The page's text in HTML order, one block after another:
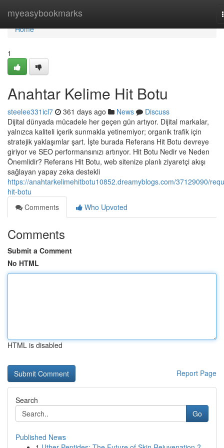
myeasybookmarks
Home
Home
1
Anahtar Kelime Hit Botu
steelee331icl7 361 days ago News
Discuss
Dijital dünyada mücadele her geçen gün artıyor. Dijital markalar,
yalnızca kaliteli içerik sunmakla yetinemiyor; organik trafik için
stratejik yaklaşımlar şart. İşte burada Referans Hit Botu devreye
giriyor ve SEO performansınızı artırıyor. Hit Botu Nedir ve Neden
Önemlidir? Referans Hit Botu, web sitenize planlı ziyaretçi akışı
sağlayan yapay zeka destekli
https://anahtarkelimehitbotu10852.dreamyblogs.com/37129090/
hit-botu
Comments
Who Upvoted
Comments
Submit a Comment
No HTML
HTML is disabled
Report Page
Search
Go
Published News